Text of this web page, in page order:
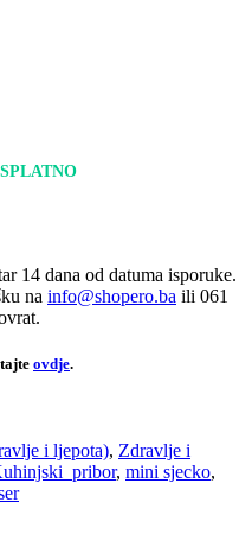
14 dana od datuma isporuke.
na info@shopero.ba ili 061
ovdje.
i ljepota), Zdravlje i
, mini sjecko,